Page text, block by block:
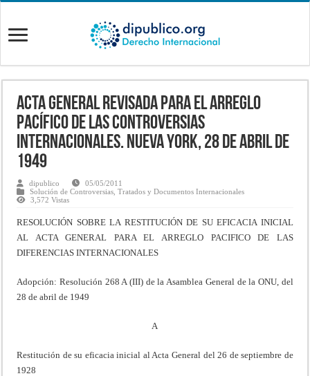
Acta General Revisada para el Arreglo
Pacífico de las Controversias
Internacionales. Nueva York, 28 de abril de
1949
dipublico
05/05/2011
Solución de Controversias ,Tratados y Documentos Internacionales
3,572 Vistas
RESOLUCIÓN SOBRE LA RESTITUCIÓN DE SU EFICACIA INICIAL
AL ACTA GENERAL PARA EL ARREGLO PACIFICO DE LAS
DIFERENCIAS INTERNACIONALES
Adopción: Resolución 268 A (III) de la Asamblea General de la ONU, del
28 de abril de 1949
A
Restitución de su eficacia inicial al Acta General del 26 de septiembre de
1928